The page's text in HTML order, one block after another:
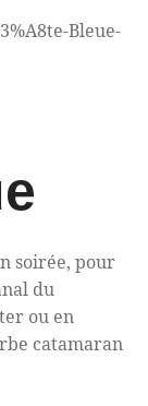
Bleue-
soirée, pour
du
ou en
catamaran